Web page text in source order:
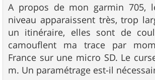
e
A propos de mon garmin 705,
niveau apparaissent très, trop
un itinéraire, elles sont de
camouflent ma trace par
France sur une micro SD. Le
m. Un paramétrage est-il